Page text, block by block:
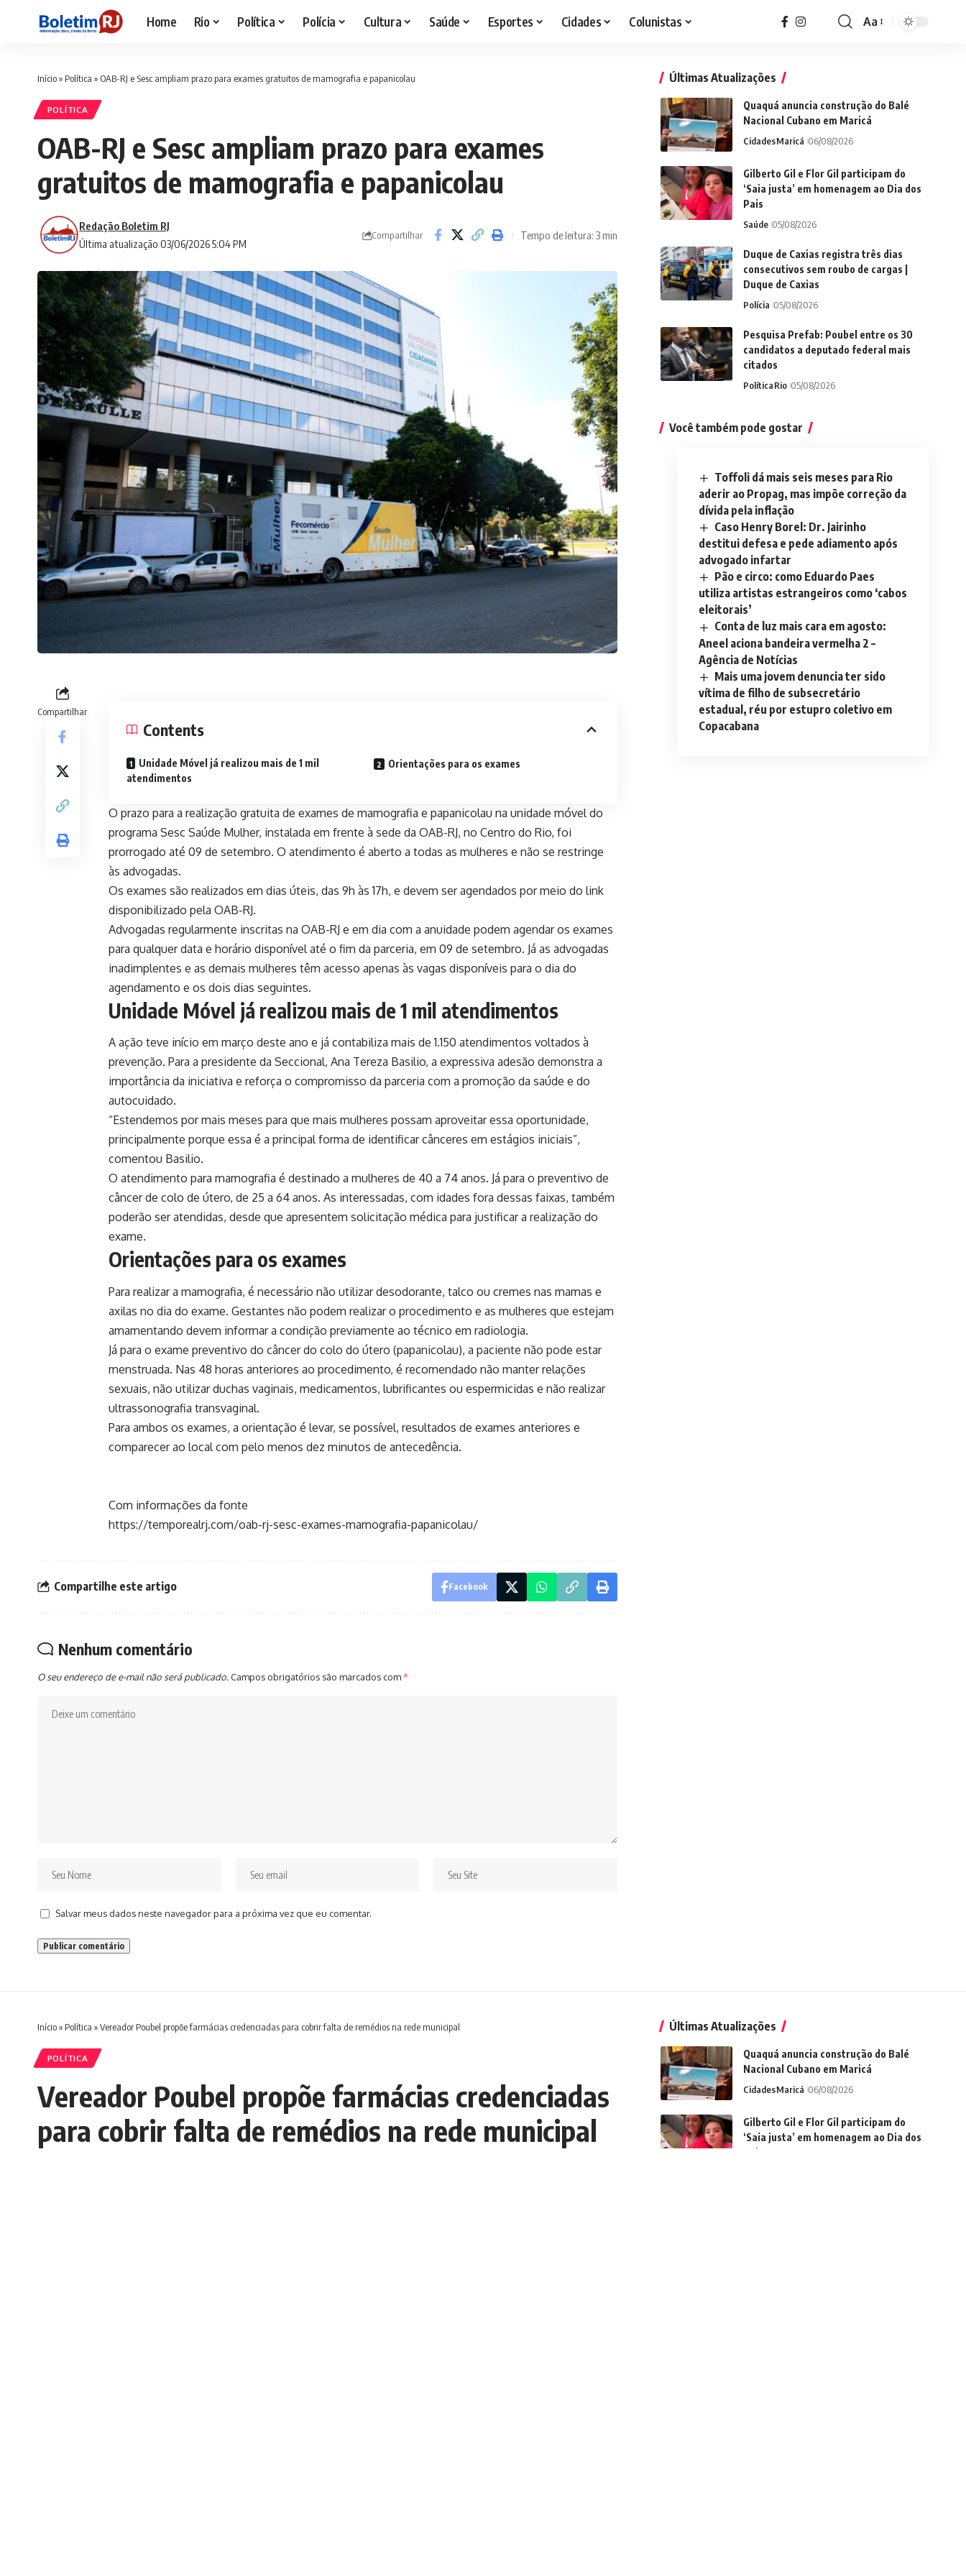
Home Rio Política Polícia Cultura Saúde Esportes Cidades Colunistas
Font
Aa
Início» Política » OAB-RJ e Sesc ampliam prazo para exames gratuitos de mamografia e papanicolau
POLÍTICA
OAB-RJ e Sesc ampliam prazo para exames
gratuitos de mamografia e papanicolau
Última atualização 03/06/2026 5:04 PM
Redação Boletim RJ
Compartilhar Tempo de leitura: 3 min
Compartilhar
Contents
Unidade Móvel já realizou mais de 1 mil
atendimentos
Orientações para os exames
O prazo para a realização gratuita de exames de mamografia e papanicolau na unidade móvel do
programa Sesc Saúde Mulher, instalada em frente à sede da OAB-RJ, no Centro do Rio, foi
prorrogado até 09 de setembro. O atendimento é aberto a todas as mulheres e não se restringe
às advogadas.
Os exames são realizados em dias úteis, das 9h às 17h, e devem ser agendados por meio do link
disponibilizado pela OAB-RJ.
Advogadas regularmente inscritas na OAB-RJ e em dia com a anuidade podem agendar os exames
para qualquer data e horário disponível até o fim da parceria, em 09 de setembro. Já as advogadas
inadimplentes e as demais mulheres têm acesso apenas às vagas disponíveis para o dia do
agendamento e os dois dias seguintes.
Unidade Móvel já realizou mais de 1 mil atendimentos
A ação teve início em março deste ano e já contabiliza mais de 1.150 atendimentos voltados à
prevenção. Para a presidente da Seccional, Ana Tereza Basilio, a expressiva adesão demonstra a
importância da iniciativa e reforça o compromisso da parceria com a promoção da saúde e do
autocuidado.
“Estendemos por mais meses para que mais mulheres possam aproveitar essa oportunidade,
principalmente porque essa é a principal forma de identificar cânceres em estágios iniciais”,
comentou Basilio.
O atendimento para mamografia é destinado a mulheres de 40 a 74 anos. Já para o preventivo de
câncer de colo de útero, de 25 a 64 anos. As interessadas, com idades fora dessas faixas, também
poderão ser atendidas, desde que apresentem solicitação médica para justificar a realização do
exame.
Orientações para os exames
Para realizar a mamografia, é necessário não utilizar desodorante, talco ou cremes nas mamas e
axilas no dia do exame. Gestantes não podem realizar o procedimento e as mulheres que estejam
amamentando devem informar a condição previamente ao técnico em radiologia.
Já para o exame preventivo do câncer do colo do útero (papanicolau), a paciente não pode estar
menstruada. Nas 48 horas anteriores ao procedimento, é recomendado não manter relações
sexuais, não utilizar duchas vaginais, medicamentos, lubrificantes ou espermicidas e não realizar
ultrassonografia transvaginal.
Para ambos os exames, a orientação é levar, se possível, resultados de exames anteriores e
comparecer ao local com pelo menos dez minutos de antecedência.
Com informações da fonte
https://temporealrj.com/oab-rj-sesc-exames-mamografia-papanicolau/
Compartilhe este artigo Facebook
Nenhum comentário
O seu endereço de e-mail não será publicado. Campos obrigatórios são marcados com*
Salvar meus dados neste navegador para a próxima vez que eu comentar.
Últimas Atualizações
Quaquá anuncia construção do Balé
Nacional Cubano em Maricá
CidadesMaricá 06/08/2026
Gilberto Gil e Flor Gil participam do
‘Saia justa’ em homenagem ao Dia dos
Pais
Saúde 05/08/2026
Duque de Caxias registra três dias
consecutivos sem roubo de cargas |
Duque de Caxias
Polícia 05/08/2026
Pesquisa Prefab: Poubel entre os 30
candidatos a deputado federal mais
citados
PolíticaRio 05/08/2026
Você também pode gostar
Toffoli dá mais seis meses para Rio
aderir ao Propag, mas impõe correção da
dívida pela inflação
Caso Henry Borel: Dr. Jairinho
destitui defesa e pede adiamento após
advogado infartar
Pão e circo: como Eduardo Paes
utiliza artistas estrangeiros como ‘cabos
eleitorais’
Conta de luz mais cara em agosto:
Aneel aciona bandeira vermelha 2 –
Agência de Notícias
Mais uma jovem denuncia ter sido
vítima de filho de subsecretário
estadual, réu por estupro coletivo em
Copacabana
Início» Política »Vereador Poubel propõe farmácias credenciadas para cobrir falta de remédios na rede municipal
POLÍTICA
Vereador Poubel propõe farmácias credenciadas
para cobrir falta de remédios na rede municipal
Últimas Atualizações
Quaquá anuncia construção do Balé
Nacional Cubano em Maricá
CidadesMaricá 06/08/2026
Gilberto Gil e Flor Gil participam do
‘Saia justa’ em homenagem ao Dia dos
Pais